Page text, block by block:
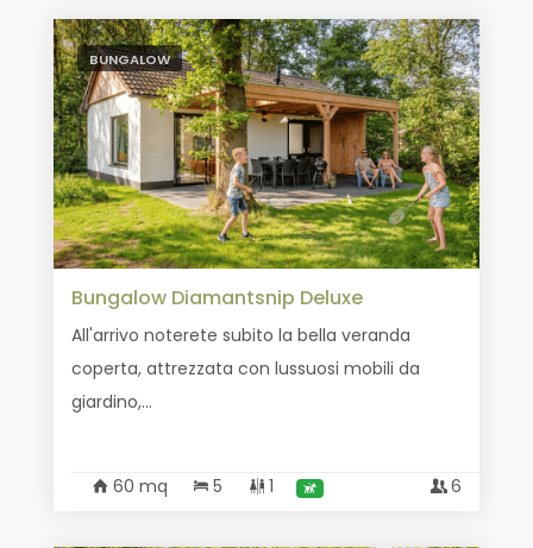
BUNGALOW
Bungalow Diamantsnip Deluxe
All'arrivo noterete subito la bella veranda
coperta, attrezzata con lussuosi mobili da
giardino,...
60 mq 5 1 6